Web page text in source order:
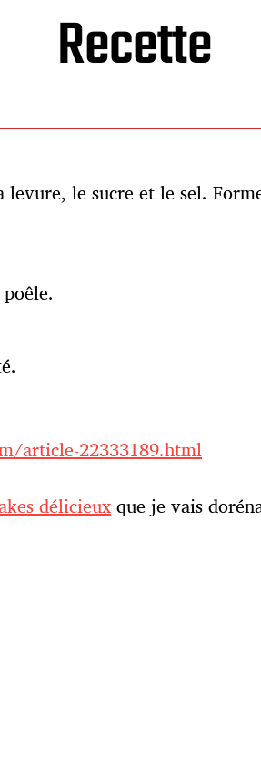
Recette
le sucre et le sel.
article-22333189.html
délicieuxque je vais